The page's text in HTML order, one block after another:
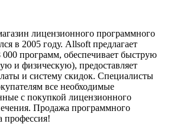
лицензионного программного
в 2005 году. Allsoft предлагает
000 программ, обеспечивает быструю
и физическую), предоставляет
и систему скидок. Специалисты
все необходимые
с покупкой лицензионного
Продажа программного
профессия!